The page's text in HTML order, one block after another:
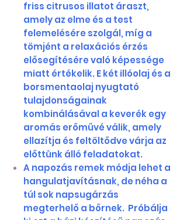
friss citrusos illatot áraszt,
amely az elme és a test
felemelésére szolgál, míg a
tömjént a relaxációs érzés
elősegítésére való képessége
miatt értékelik. E két illóolaj és a
borsmentaolaj nyugtató
tulajdonságainak
kombinálásával a keverék egy
aromás erőművé válik, amely
ellazítja és feltöltődve várja az
előttünk álló feladatokat.
A napozás remek módja lehet a
hangulatjavításnak, de néha a
túl sok napsugárzás
megterhelő a bőrnek. Próbálja